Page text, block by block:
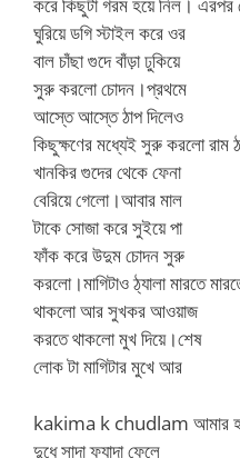
ঘুরিয়ে ডগি স্টাইল করে ওর
বাল চাঁছা গুদে বাঁড়া ঢুকিয়ে
সুরু করলো চোদন।প্রথমে
আস্তে আস্তে ঠাপ দিলেও
কিছুক্ষণের মধ্যেই সুরু করলো রাম
খানকির গুদের থেকে ফেনা
বেরিয়ে গেলো।আবার মাল
টাকে সোজা করে সুইয়ে পা
ফাঁক করে উদুম চোদন সুরু
করলো।মাগিটাও ঠ্যালা মারতে
থাকলো আর সুখকর আওয়াজ
করতে থাকলো মুখ দিয়ে।শেষ
লোক টা মাগিটার মুখে আর
kakima k chudlam আমার
দুধে সাদা ফ্যাদা ফেলে